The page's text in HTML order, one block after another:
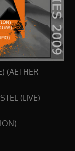
(AETHER
(LIVE)